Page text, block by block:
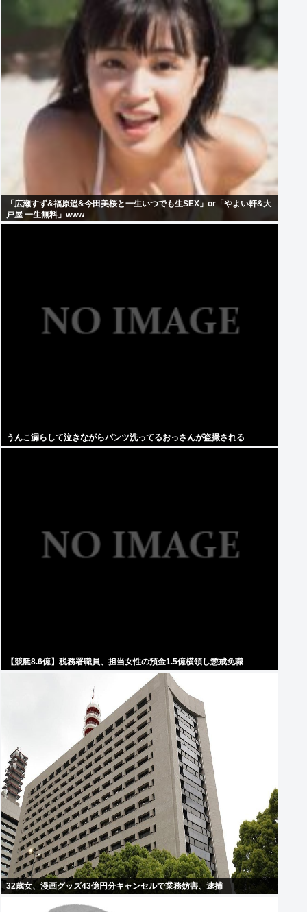
「広瀬すず&福原遥&今田美桜と一生いつでも生SEX」or「やよい軒&大
戸屋 一生無料」www
うんこ漏らして泣きながらパンツ洗ってるおっさんが盗撮される
【競艇8.6億】税務署職員、担当女性の預金1.5億横領し懲戒免職
32歳女、漫画グッズ43億円分キャンセルで業務妨害、逮捕